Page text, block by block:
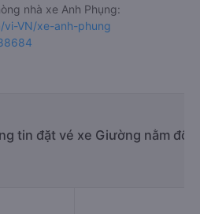
nhà xe Anh Phụng:
VN/xe-anh-phung
tin đặt vé xe Giường nằm đôi